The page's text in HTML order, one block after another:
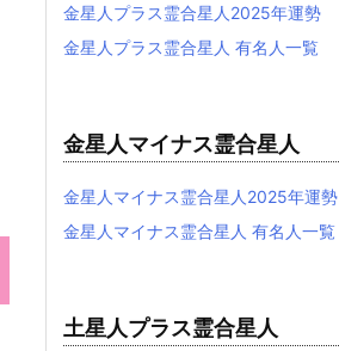
金星人プラス霊合星人2025年運勢
金星人プラス霊合星人 有名人一覧
金星人マイナス霊合星人
金星人マイナス霊合星人2025年運勢
金星人マイナス霊合星人 有名人一覧
土星人プラス霊合星人